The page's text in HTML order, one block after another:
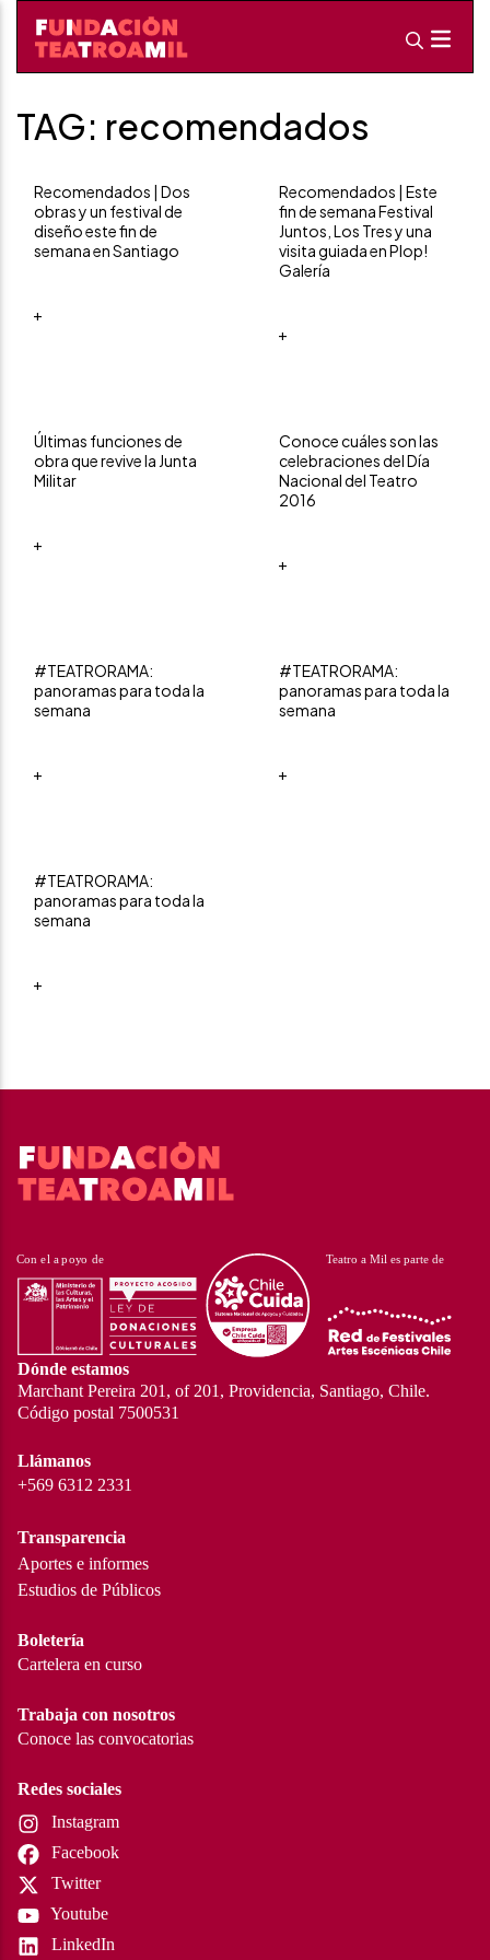
TAG: recomendados
Recomendados | Dos
obras y un festival de
diseño este fin de
semana en Santiago
+
Recomendados | Este
fin de semana Festival
Juntos, Los Tres y una
visita guiada en Plop!
Galería
+
Últimas funciones de
obra que revive la Junta
Militar
+
Conoce cuáles son las
celebraciones del Día
Nacional del Teatro
2016
+
#TEATRORAMA:
panoramas para toda la
semana
+
#TEATRORAMA:
panoramas para toda la
semana
+
#TEATRORAMA:
panoramas para toda la
semana
+
Dónde estamos
Marchant Pereira 201, of 201, Providencia, Santiago, Chile.
Código postal 7500531
Llámanos
+569 6312 2331
Transparencia
Aportes e informes
Estudios de Públicos
Boletería
Cartelera en curso
Trabaja con nosotros
Conoce las convocatorias
Redes sociales
Instagram
Facebook
Twitter
Youtube
LinkedIn